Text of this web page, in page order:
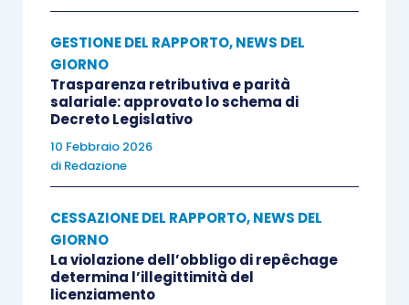
GESTIONE DEL RAPPORTO,NEWS DEL
GIORNO
Trasparenza retributiva e parità
salariale: approvato lo schema di
Decreto Legislativo
10 Febbraio 2026
di Redazione
CESSAZIONE DEL RAPPORTO,NEWS DEL
GIORNO
La violazione dell’obbligo di repêchage
determina l’illegittimità del
licenziamento